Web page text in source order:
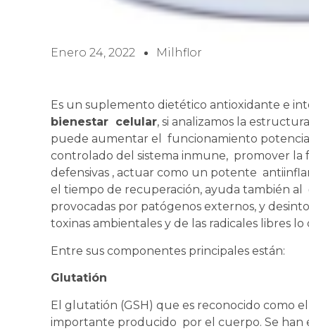
Enero 24, 2022 Milhflor
Es un suplemento dietético antioxidante e
bienestar celular, si analizamos la
puede aumentar el funcionamiento
controlado del sistema inmune, promover la
defensivas , actuar como un potente
el tiempo de recuperación, ayuda también
provocadas por patógenos externos, y
toxinas ambientales y de las radicales libres
Entre sus componentes principales están:
Glutatión
El glutatión (GSH) que es reconocido como
importante producido por el cuerpo. Se han